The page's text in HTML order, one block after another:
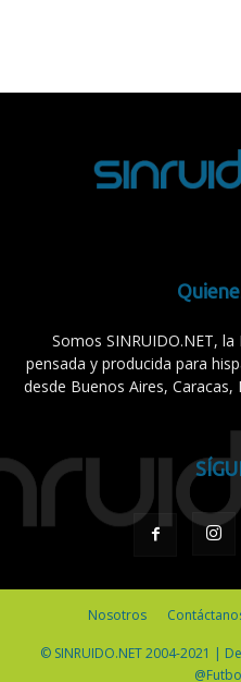
Somos SINRUIDO.NET,
pensada y producida para
desde Buenos Aires,
Nosotros
© SINRUIDO.NET 2004-2021 |